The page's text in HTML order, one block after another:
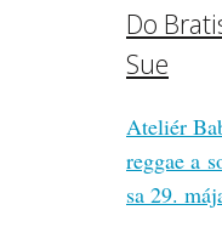
Do
Sue
Ateliér
reggae a
sa 29.